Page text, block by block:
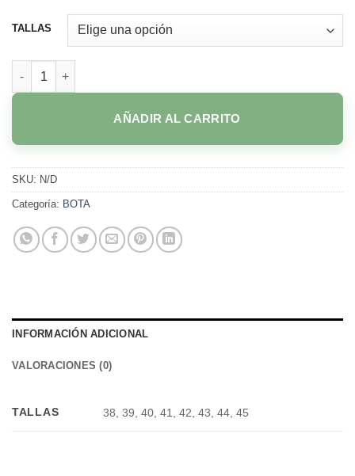
TALLAS
964D interestelar Miel cantidad
AÑADIR AL CARRITO
SKU: N/D
Categoría: BOTA
INFORMACIÓN ADICIONAL
VALORACIONES (0)
TALLAS 38, 39, 40, 41, 42, 43, 44, 45